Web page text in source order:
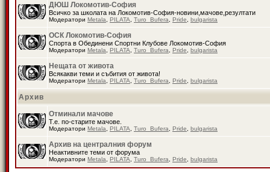
ДЮШ Локомотив-София
Всичко за школата на Локомотив-София-новини,мачове,резултати
Модератори Metala PILATA Turo_Bufera Pride bulgarista
ОСК Локомотив-София
Спорта в Обединени Спортни Клубове Локомотив-София
Модератори Metala PILATA Turo_Bufera Pride bulgarista
Нещата от живота
Всякакви теми и събития от живота!
Модератори Metala PILATA Turo_Bufera Pride bulgarista
Архив
Отминали мачове
Т.е. по-старите мачове.
Модератори Metala PILATA Turo_Bufera Pride bulgarista
Архив на централния форум
Неактивните теми от форума
Модератори Metala PILATA Turo_Bufera Pride bulgarista